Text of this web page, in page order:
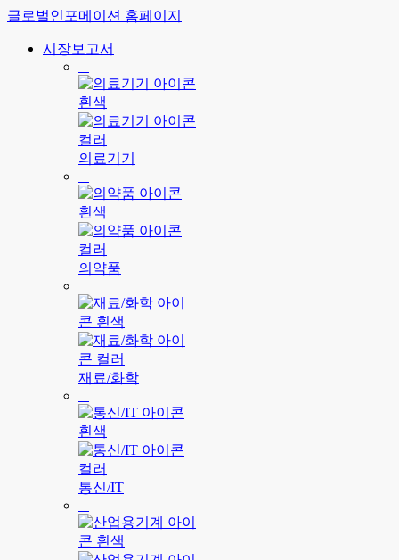
글로벌인포메이션 홈페이지
시장보고서
의료기기
의약품
재료/화학
통신/IT